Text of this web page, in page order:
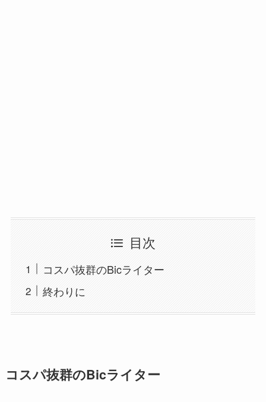
目次
コスパ抜群のBicライター
終わりに
コスパ抜群のBicライター